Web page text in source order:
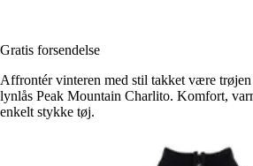
Gratis forsendelse
Affrontér vinteren med stil takket være
lynlås Peak Mountain Charlito. Komfort,
enkelt stykke tøj.